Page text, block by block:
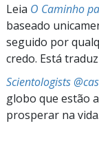
Leia O Caminho
baseado
seguido por
credo. Está
Scientologists
globo que estão
prosperar na vida.